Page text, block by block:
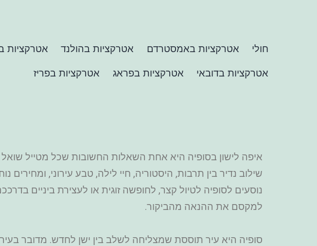
חולי אטרקציות באמסטרדם אטרקציות בהולנד אטרקציות
אטרקציות בדובאי אטרקציות בפראג אטרקציות בפריז
איפה לישון בסופיה היא אחת השאלות החשובות שכל מטייל
שילוב נדיר בין תרבות, היסטוריה, חיי לילה, טבע עירוני,
נוסעים לסופיה לטיול קצר, לחופשה זוגית או לעצירת ביניים
למקסם את ההנאה מהביקור.